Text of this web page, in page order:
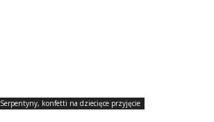
Serpentyny, konfetti na dziecięce przyjęcie